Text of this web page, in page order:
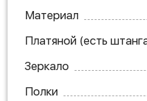
Материал
Платяной (есть
Зеркало
Полки